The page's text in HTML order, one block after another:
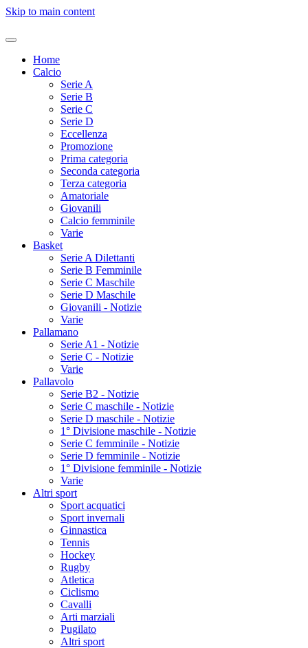
Skip to main content
Home
Calcio
Serie A
Serie B
Serie C
Serie D
Eccellenza
Promozione
Prima categoria
Seconda categoria
Terza categoria
Amatoriale
Giovanili
Calcio femminile
Varie
Basket
Serie A Dilettanti
Serie B Femminile
Serie C Maschile
Serie D Maschile
Giovanili - Notizie
Varie
Pallamano
Serie A1 - Notizie
Serie C - Notizie
Varie
Pallavolo
Serie B2 - Notizie
Serie C maschile - Notizie
Serie D maschile - Notizie
1° Divisione maschile - Notizie
Serie C femminile - Notizie
Serie D femminile - Notizie
1° Divisione femminile - Notizie
Varie
Altri sport
Sport acquatici
Sport invernali
Ginnastica
Tennis
Hockey
Rugby
Atletica
Ciclismo
Cavalli
Arti marziali
Pugilato
Altri sport